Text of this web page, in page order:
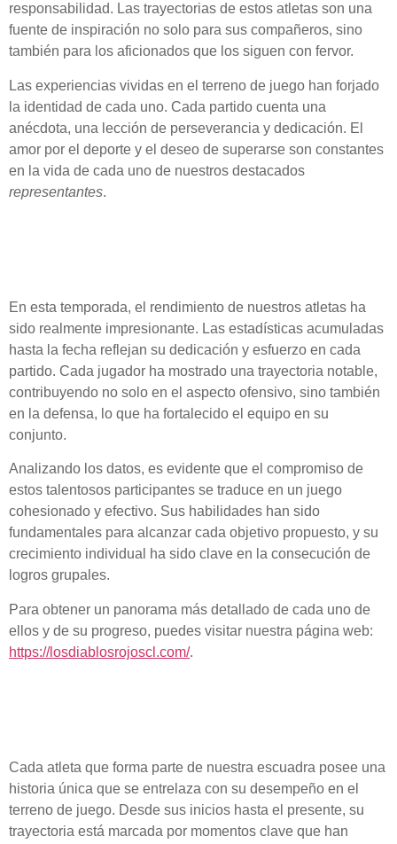
responsabilidad. Las trayectorias de estos atletas son una
fuente de inspiración no solo para sus compañeros, sino
también para los aficionados que los siguen con fervor.
Las experiencias vividas en el terreno de juego han forjado
la identidad de cada uno. Cada partido cuenta una
anécdota, una lección de perseverancia y dedicación. El
amor por el deporte y el deseo de superarse son constantes
en la vida de cada uno de nuestros destacados
representantes.
En esta temporada, el rendimiento de nuestros atletas ha
sido realmente impresionante. Las estadísticas acumuladas
hasta la fecha reflejan su dedicación y esfuerzo en cada
partido. Cada jugador ha mostrado una trayectoria notable,
contribuyendo no solo en el aspecto ofensivo, sino también
en la defensa, lo que ha fortalecido el equipo en su
conjunto.
Analizando los datos, es evidente que el compromiso de
estos talentosos participantes se traduce en un juego
cohesionado y efectivo. Sus habilidades han sido
fundamentales para alcanzar cada objetivo propuesto, y su
crecimiento individual ha sido clave en la consecución de
logros grupales.
Para obtener un panorama más detallado de cada uno de
ellos y de su progreso, puedes visitar nuestra página web:
https://losdiablosrojoscl.com/.
Cada atleta que forma parte de nuestra escuadra posee una
historia única que se entrelaza con su desempeño en el
terreno de juego. Desde sus inicios hasta el presente, su
trayectoria está marcada por momentos clave que han